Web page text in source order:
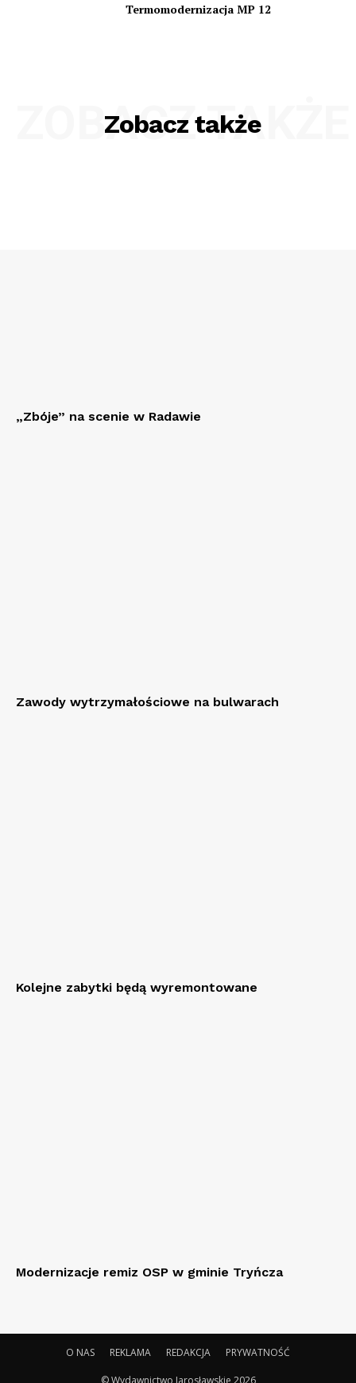
Termomodernizacja MP 12
Zobacz także
ZOBACZ TAKŻE
„Zbóje” na scenie w Radawie
Zawody wytrzymałościowe na bulwarach
Kolejne zabytki będą wyremontowane
Modernizacje remiz OSP w gminie Tryńcza
O NAS REKLAMA REDAKCJA PRYWATNOŚĆ